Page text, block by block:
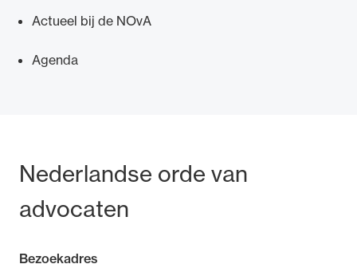
Actueel bij de NOvA
Agenda
Bezoek- en postadres
Nederlandse orde van
advocaten
Bezoekadres
beroepsuitoefening: van de advocatenpas tot
geheimhoudernummers.